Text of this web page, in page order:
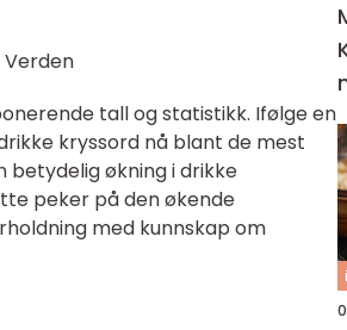
Verden
tall og statistikk. Ifølge en
kryssord nå blant de mest
betydelig økning i drikke
peker på den økende
med kunnskap om